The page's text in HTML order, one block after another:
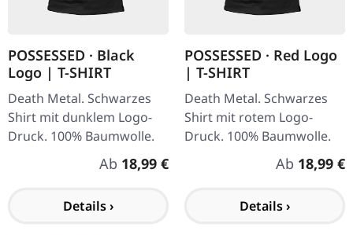
POSSESSED · Black
Logo | T-SHIRT
Death Metal. Schwarzes
Shirt mit dunklem Logo-
Druck. 100% Baumwolle.
Regulärer Preis:
Ab 18,99 €
Details ›
POSSESSED · Red Logo
| T-SHIRT
Death Metal. Schwarzes
Shirt mit rotem Logo-
Druck. 100% Baumwolle.
Regulärer
Ab 18,99 €
Details ›